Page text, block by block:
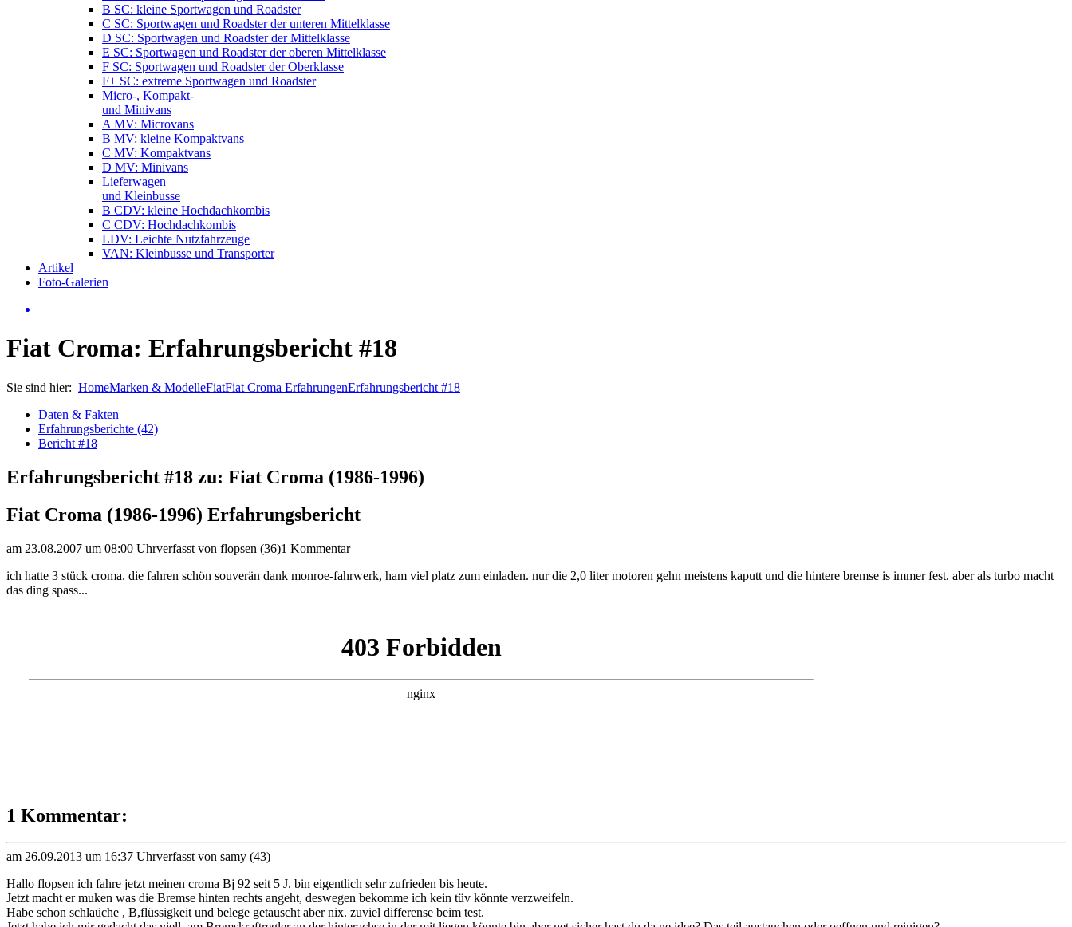
B SC: kleine Sportwagen und Roadster
C SC: Sportwagen und Roadster der unteren Mittelklasse
D SC: Sportwagen und Roadster der Mittelklasse
E SC: Sportwagen und Roadster der oberen Mittelklasse
F SC: Sportwagen und Roadster der Oberklasse
F+ SC: extreme Sportwagen und Roadster
Micro-, Kompakt-
und Minivans
A MV: Microvans
B MV: kleine Kompaktvans
C MV: Kompaktvans
D MV: Minivans
Lieferwagen
und Kleinbusse
B CDV: kleine Hochdachkombis
C CDV: Hochdachkombis
LDV: Leichte Nutzfahrzeuge
VAN: Kleinbusse und Transporter
Artikel
Foto-Galerien
Fiat Croma: Erfahrungsbericht #18
Sie sind hier: HomeMarken & ModelleFiatFiat Croma ErfahrungenErfahrungsbericht #18
Daten & Fakten
Erfahrungsberichte (42)
Bericht #18
Erfahrungsbericht #18 zu: Fiat Croma (1986-1996)
Fiat Croma (1986-1996) Erfahrungsbericht
am 23.08.2007 um 08:00 Uhrverfasst von flopsen (36)1 Kommentar
ich hatte 3 stück croma. die fahren schön souverän dank monroe-fahrwerk, ham viel platz zum einladen. nur die 2,0 liter motoren gehn meistens kaputt und die hintere bremse is immer fest. aber als turbo macht
das ding spass...
1 Kommentar:
am 26.09.2013 um 16:37 Uhrverfasst von samy (43)
Hallo flopsen ich fahre jetzt meinen croma Bj 92 seit 5 J. bin eigentlich sehr zufrieden bis heute.
Jetzt macht er muken was die Bremse hinten rechts angeht, deswegen bekomme ich kein tüv könnte verzweifeln.
Habe schon schlaüche , B,flüssigkeit und belege getauscht aber nix. zuviel differense beim test.